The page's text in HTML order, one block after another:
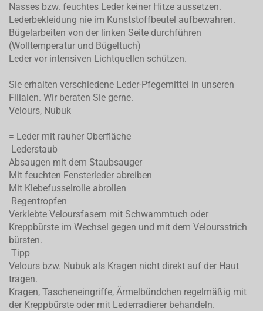
Nasses bzw. feuchtes Leder keiner Hitze aussetzen.
Lederbekleidung nie im Kunststoffbeutel aufbewahren.
Bügelarbeiten von der linken Seite durchführen
(Wolltemperatur und Bügeltuch)
Leder vor intensiven Lichtquellen schützen.
Sie erhalten verschiedene Leder-Pfegemittel in unseren
Filialen. Wir beraten Sie gerne.
Velours, Nubuk
= Leder mit rauher Oberfläche
Lederstaub
Absaugen mit dem Staubsauger
Mit feuchten Fensterleder abreiben
Mit Klebefusselrolle abrollen
Regentropfen
Verklebte Veloursfasern mit Schwammtuch oder
Kreppbürste im Wechsel gegen und mit dem Veloursstrich
bürsten.
Tipp
Velours bzw. Nubuk als Kragen nicht direkt auf der Haut
tragen.
Kragen, Tascheneingriffe, Ärmelbündchen regelmäßig mit
der Kreppbürste oder mit Lederradierer behandeln.